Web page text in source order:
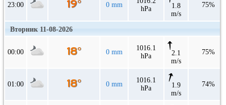
23:00 0 mm
hPa
1.8
m/s
75%
Вторник 11-08-2026
00:00 0 mm
1016.1
hPa
2.1
m/s
75%
01:00 0 mm
1016.1
hPa
1.9
m/s
74%